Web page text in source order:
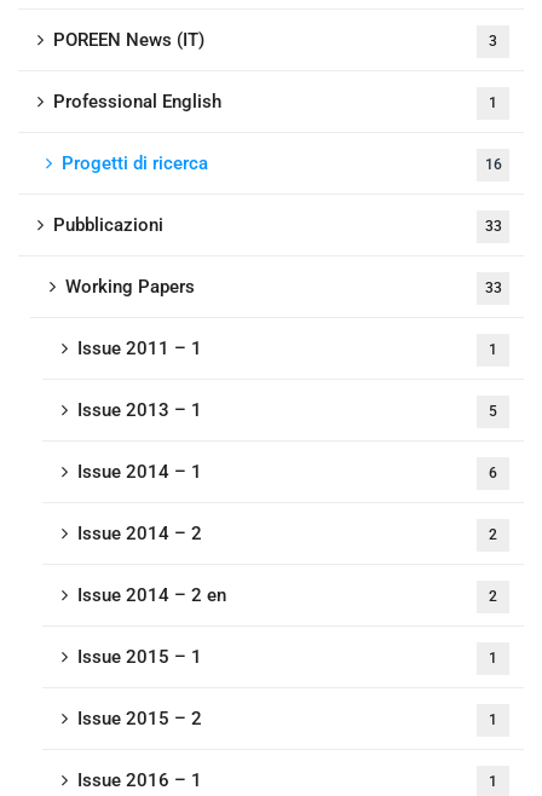
POREEN News (IT) 3
Professional English 1
Progetti di ricerca 16
Pubblicazioni 33
Working Papers 33
Issue 2011 – 1 1
Issue 2013 – 1 5
Issue 2014 – 1 6
Issue 2014 – 2 2
Issue 2014 – 2 en 2
Issue 2015 – 1 1
Issue 2015 – 2 1
Issue 2016 – 1 1